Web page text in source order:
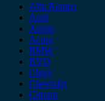
Alfa Romeo
Audi
Austin
Acura
BMW
BYD
Chery
Chevrolet
Citroen